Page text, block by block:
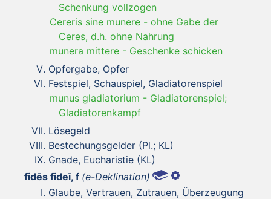
Schenkung vollzogen
Cereris sine munere - ohne Gabe der
Ceres, d.h. ohne Nahrung
munera mittere - Geschenke schicken
Opfergabe, Opfer
Festspiel, Schauspiel, Gladiatorenspiel
munus gladiatorium - Gladiatorenspiel;
Gladiatorenkampf
Lösegeld
Bestechungsgelder (Pl.; KL)
Gnade, Eucharistie (KL)
fidēs fideī, f (e-Deklination)
Glaube, Vertrauen, Zutrauen, Überzeugung